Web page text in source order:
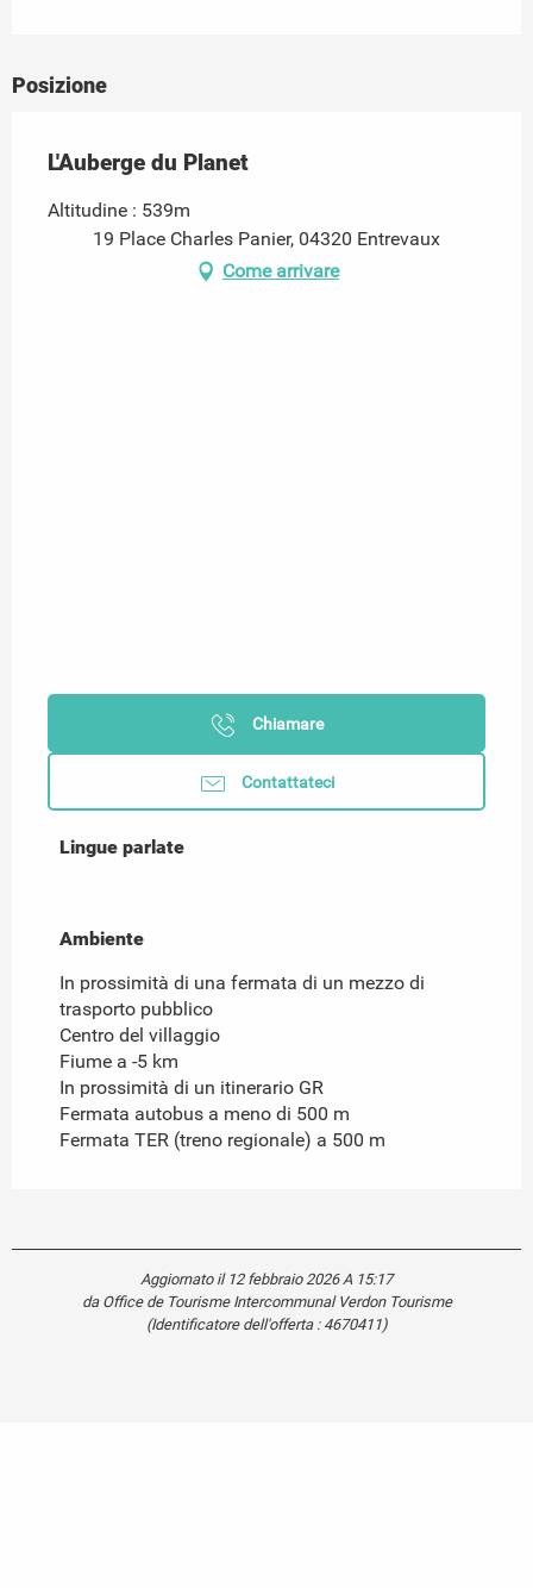
Posizione
L'Auberge du Planet
Altitudine : 539m
19 Place Charles Panier, 04320 Entrevaux
Come arrivare
Chiamare
Contattateci
Lingue parlate
Lingue parlate
Ambiente
Ambiente
In prossimità di una fermata di un mezzo di
trasporto pubblico
Centro del villaggio
Fiume a -5 km
In prossimità di un itinerario GR
Fermata autobus a meno di 500 m
Fermata TER (treno regionale) a 500 m
Aggiornato il 12 febbraio 2026 A 15:17
da Office de Tourisme Intercommunal Verdon Tourisme
(Identificatore dell'offerta : 4670411)